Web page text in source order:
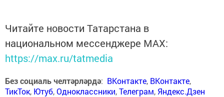
Читайте новости Татарстана в
национальном мессенджере MАХ:
https://max.ru/tatmedia
Без социаль челтәрләрдә: ВКонтакте, ВКонтакте,
ТикТок, Ютуб,Одноклассники,Телеграм, Яндекс.Дзен